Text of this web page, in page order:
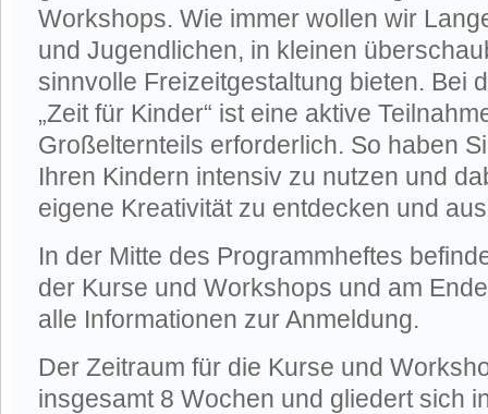
Workshops. Wie immer wollen wir
und Jugendlichen, in kleinen
sinnvolle Freizeitgestaltung bieten. Bei
„Zeit für Kinder“ ist eine aktive
Großelternteils erforderlich. So haben
Ihren Kindern intensiv zu nutzen und
eigene Kreativität zu entdecken und
In der Mitte des Programmheftes
der Kurse und Workshops und am
alle Informationen zur Anmeldung.
Der Zeitraum für die Kurse und
insgesamt 8 Wochen und gliedert sich